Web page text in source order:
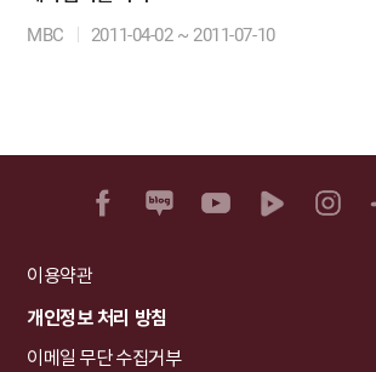
MBC 2011-04-02 ~ 2011-07-10
이용약관
개인정보 처리 방침
이메일 무단 수집거부